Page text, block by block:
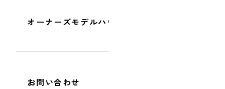
オーナーズモデルハウス
お問い合わせ